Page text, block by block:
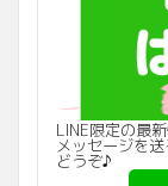
LINE限定の最
メッセージを
どうぞ♪